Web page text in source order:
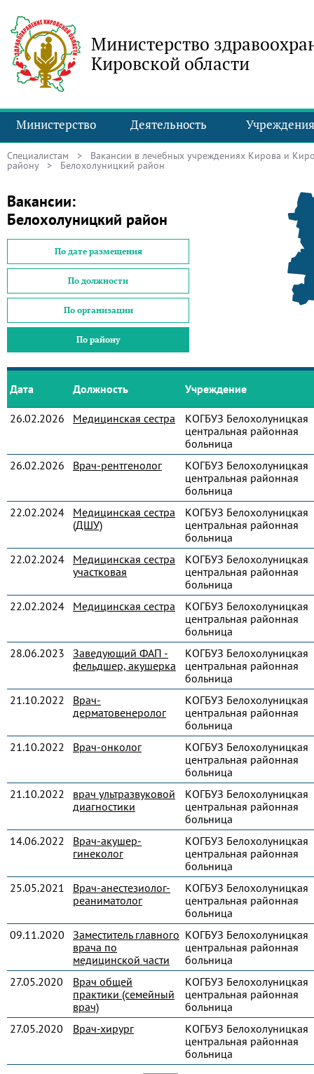
Министерство
Кировской области
Министерство Деятельность Учреждения
Специалистам > Вакансии в лечебных учреждениях Кирова и
району > Белохолуницкий район
Вакансии:
Белохолуницкий район
По дате размещения
По должности
По организации
По району
Дата Должность Учреждение
26.02.2026 Медицинская сестра
КОГБУЗ Белохолуницкая
центральная районная
больница
26.02.2026
Врач-рентгенолог
КОГБУЗ Белохолуницкая
центральная районная
больница
22.02.2024
Медицинская сестра
(ДШУ)
КОГБУЗ Белохолуницкая
центральная районная
больница
22.02.2024
Медицинская сестра
участковая
КОГБУЗ Белохолуницкая
центральная районная
больница
22.02.2024
Медицинская сестра
КОГБУЗ Белохолуницкая
центральная районная
больница
28.06.2023
Заведующий ФАП -
фельдшер, акушерка
КОГБУЗ Белохолуницкая
центральная районная
больница
21.10.2022
Врач-
дерматовенеролог
КОГБУЗ Белохолуницкая
центральная районная
больница
21.10.2022
Врач-онколог
КОГБУЗ Белохолуницкая
центральная районная
больница
21.10.2022
врач ультразвуковой
диагностики
КОГБУЗ Белохолуницкая
центральная районная
больница
14.06.2022
Врач-акушер-
гинеколог
КОГБУЗ Белохолуницкая
центральная районная
больница
25.05.2021
Врач-анестезиолог-
реаниматолог
КОГБУЗ Белохолуницкая
центральная районная
больница
09.11.2020
Заместитель главного
врача по
медицинской части
КОГБУЗ Белохолуницкая
центральная районная
больница
27.05.2020
Врач общей
практики (семейный
врач)
КОГБУЗ Белохолуницкая
центральная районная
больница
27.05.2020
Врач-хирург
КОГБУЗ Белохолуницкая
центральная районная
больница